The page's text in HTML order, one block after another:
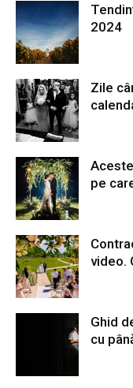
2024
Zile
pe
video.
Ghid
cu